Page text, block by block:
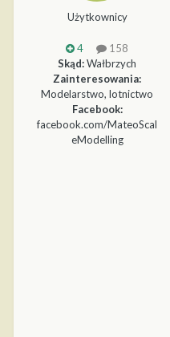
Użytkownicy
4
158
Skąd:Wałbrzych
Zainteresowania:
Modelarstwo, lotnictwo
Facebook:
facebook.com/MateoScal
eModelling